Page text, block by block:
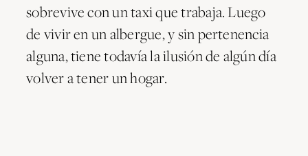
sobrevive con un taxi que trabaja. Luego
de vivir en un albergue, y sin pertenencia
alguna, tiene todavía la ilusión de algún día
volver a tener un hogar.